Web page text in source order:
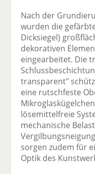
Nach der
wurden die
Dicksiegel)
dekorativen
eingearbeitet. Die
transparent"
eine rutschfeste
lösemittelfreie
mechanische
sorgen zudem für
Optik des